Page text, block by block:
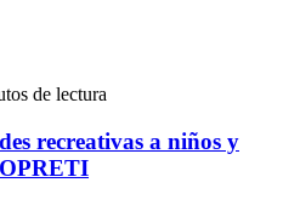
de lectura
recreativas a niños y